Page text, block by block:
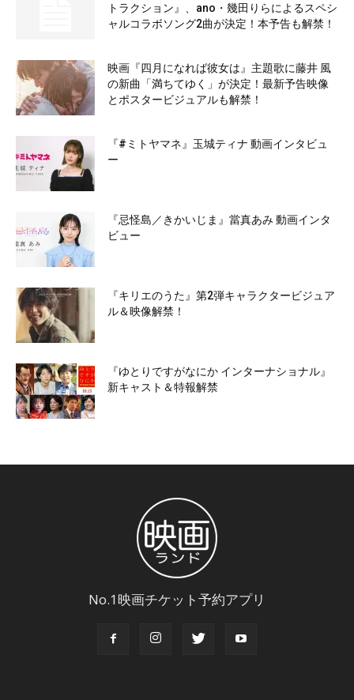
トラクション』、ano・幾田りらによるスペシ
ャルコラボソング2曲が決定！本予告も解禁！
映画『四月になれば彼女は』主題歌に藤井 風
の新曲「満ちてゆく」が決定！最新予告映像
とポスタービジュアルも解禁！
『#ミトヤマネ』玉城ティナ 動画インタビュ
ー
『忌怪島／きかいじま』當真あみ 動画インタ
ビュー
『キリエのうた』第2弾キャラクタービジュア
ル＆映像解禁！
『ゆとりですがなにか インターナショナル』
新キャスト＆特報解禁
No.1映画チケット予約アプリ